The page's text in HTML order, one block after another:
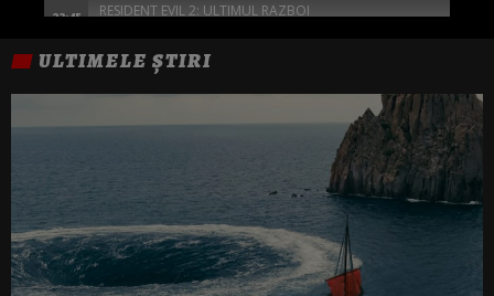
23:45 RESIDENT EVIL 2: ULTIMUL RAZBOI
JEANNE DU BARRY
02:55 MISTERELE FLUVIULUI
ULTIMELE ȘTIRI